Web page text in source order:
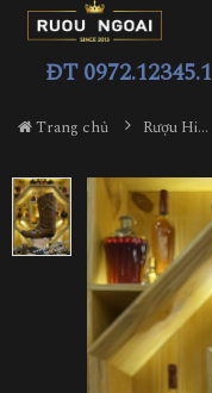
ĐT 0972.12345.1
Trang chủ Rượu Hiếm - Cũ